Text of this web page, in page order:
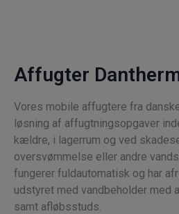
Affugter
Vores mobile affugtere fra
løsning af affugtningsopgaver
kældre, i lagerrum og ved
oversvømmelse eller andre
fungerer fuldautomatisk og har
udstyret med vandbeholder med
samt afløbsstuds.